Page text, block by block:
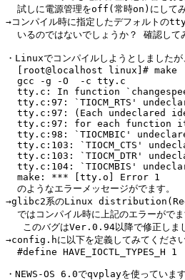
試しに電源管理をoff(常時on)にしてみ
→コンパイル時に指定したデフォルトの
いるのではないでしょうか？ 確認して
・Linuxでコンパイルしようとしましたが
  [root@localhost linux]# make
  gcc -g -O  -c tty.c
tty.c: In function
tty.c:97: `TIOCM_RTS'
tty.c:97: (Each undeclared
tty.c:97: for each function
tty.c:98: `TIOCMBIC'
tty.c:103: `TIOCM_CTS'
tty.c:103: `TIOCM_DTR'
tty.c:104: `TIOCMBIS'
  make: *** [tty.o] Error 1
  のようなエラーメッセージがでます。
→glibc2系のLinux
ではコンパイル時に上記のエラーがでま
このバグはVer.0.94以降で修正しま
→config.hに以下を定義してみてください
  #define HAVE_IOCTL_TYPES_H 1
・NEWS-OS 6.0でqvplayを使っていま